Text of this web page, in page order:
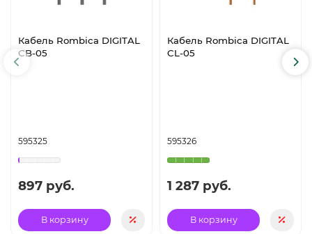
Кабель Rombica DIGITAL
CB-05
595325
897 руб.
В корзину
Кабель Rombica DIGITAL
CL-05
595326
1 287 руб.
В корзину